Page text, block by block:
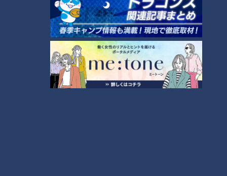
まった方が、あなたの距骨の傾きのタイプです。
・チェック法1
▼つま先を正面に向け肩幅に開いて立ち、しゃがむ
→かかとが浮く人は「フロントタイプ」。かかとが浮かない人
は「バックタイプ」。